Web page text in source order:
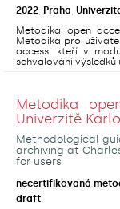
2022 Praha
Metodika open
Metodika pro
access, kteří v
schvalování výsledků
Metodika
Univerzitě
Methodological
archiving at
for users
necertifikovaná
draft